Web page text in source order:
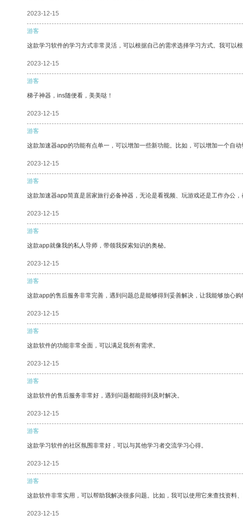
2023-12-15
游客
这款学习软件的学习方式非常灵活，可以根据自己的需求选择学习方式。我可以
2023-12-15
游客
梯子神器，ins随便看，美美哒！
2023-12-15
游客
这款加速器app的功能有点单一，可以增加一些新功能。比如，可以增加一个自
2023-12-15
游客
这款加速器app简直是居家旅行必备神器，无论是看视频、玩游戏还是工作办公
2023-12-15
游客
这款app就像我的私人导师，带领我探索知识的奥秘。
2023-12-15
游客
这款app的售后服务非常完善，遇到问题总是能够得到妥善解决，让我能够放心购
2023-12-15
游客
这款软件的功能非常全面，可以满足我所有需求。
2023-12-15
游客
这款软件的售后服务非常好，遇到问题都能得到及时解决。
2023-12-15
游客
这款学习软件的社区氛围非常好，可以与其他学习者交流学习心得。
2023-12-15
游客
这款软件非常实用，可以帮助我解决很多问题。比如，我可以使用它来查找资料、
2023-12-15